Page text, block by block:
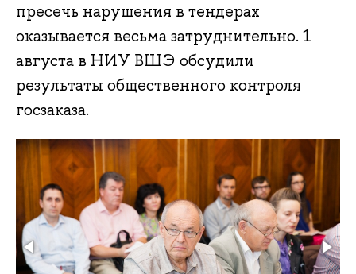
пресечь нарушения в тендерах
оказывается весьма затруднительно. 1
августа в НИУ ВШЭ обсудили
результаты общественного контроля
госзаказа.